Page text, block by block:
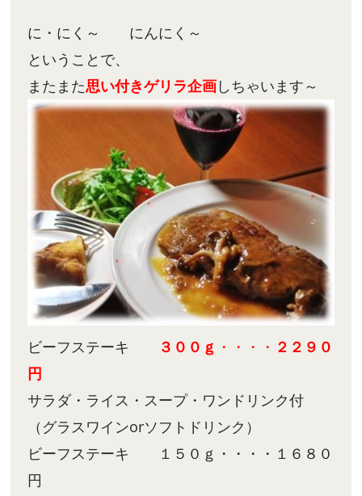
に・にく～ にんにく～
ということで、
またまた思い付きゲリラ企画しちゃいます～
ビーフステーキ ３００ｇ ・・・・ ２２９０
円
サラダ・ライス・スープ・ワンドリンク付
（グラスワインorソフトドリンク）
ビーフステーキ １５０ｇ・・・・１６８０
円